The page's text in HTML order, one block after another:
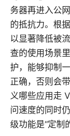
务器再进入公
的抵抗力。根
以显著降低被
查的使用场景
护，能够抑制
正确，否则会
义哪些应用走
问速度的同时
级功能是“定制